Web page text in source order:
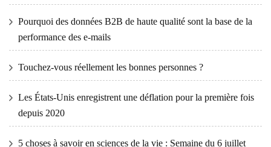
Pourquoi des données B2B de haute qualité sont la base de la
performance des e-mails
Touchez-vous réellement les bonnes personnes ?
Les États-Unis enregistrent une déflation pour la première fois
depuis 2020
5 choses à savoir en sciences de la vie : Semaine du 6 juillet